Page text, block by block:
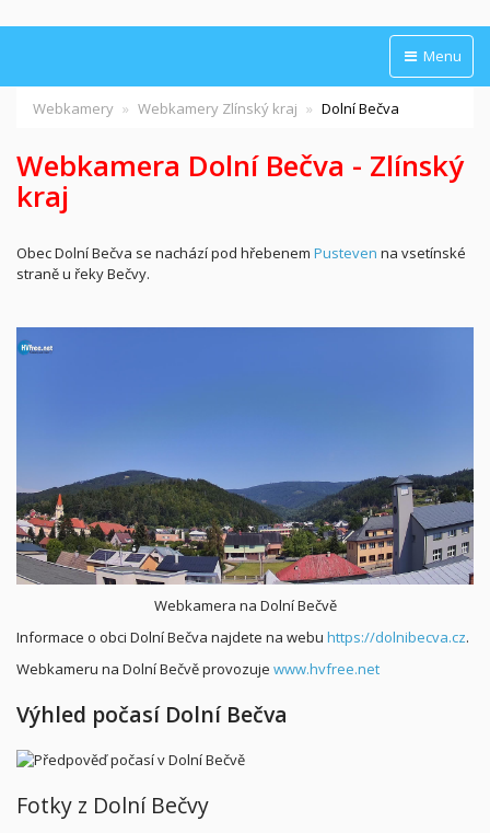
Menu
Webkamery Webkamery Zlínský kraj Dolní Bečva
Webkamera Dolní Bečva - Zlínský
kraj
Obec Dolní Bečva se nachází pod hřebenem Pusteven na vsetínské
straně u řeky Bečvy.
Webkamera na Dolní Bečvě
Informace o obci Dolní Bečva najdete na webu https://dolnibecva.cz.
Webkameru na Dolní Bečvě provozuje www.hvfree.net
Výhled počasí Dolní Bečva
Fotky z Dolní Bečvy